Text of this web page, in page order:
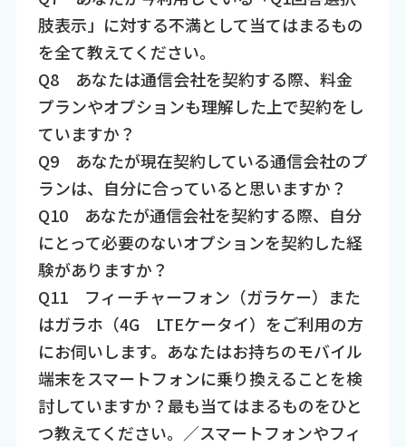
肢表示」に対する不満として当てはまるもの
を全て教えてください。
Q8 あなたは通信会社を契約する際、料金
プランやオプションも理解した上で契約をし
ていますか？
Q9 あなたが現在契約している通信会社のプ
ランは、自分に合っていると思いますか？
Q10 あなたが通信会社を契約する際、自分
にとって必要のないオプションを契約した経
験がありますか？
Q11 フィーチャーフォン（ガラケー）また
はガラホ（4G LTEケータイ）をご利用の方
にお伺いします。あなたはお持ちのモバイル
端末をスマートフォンに乗り換えることを検
討していますか？最も当てはまるものをひと
つ教えてください。／スマートフォンやフィ